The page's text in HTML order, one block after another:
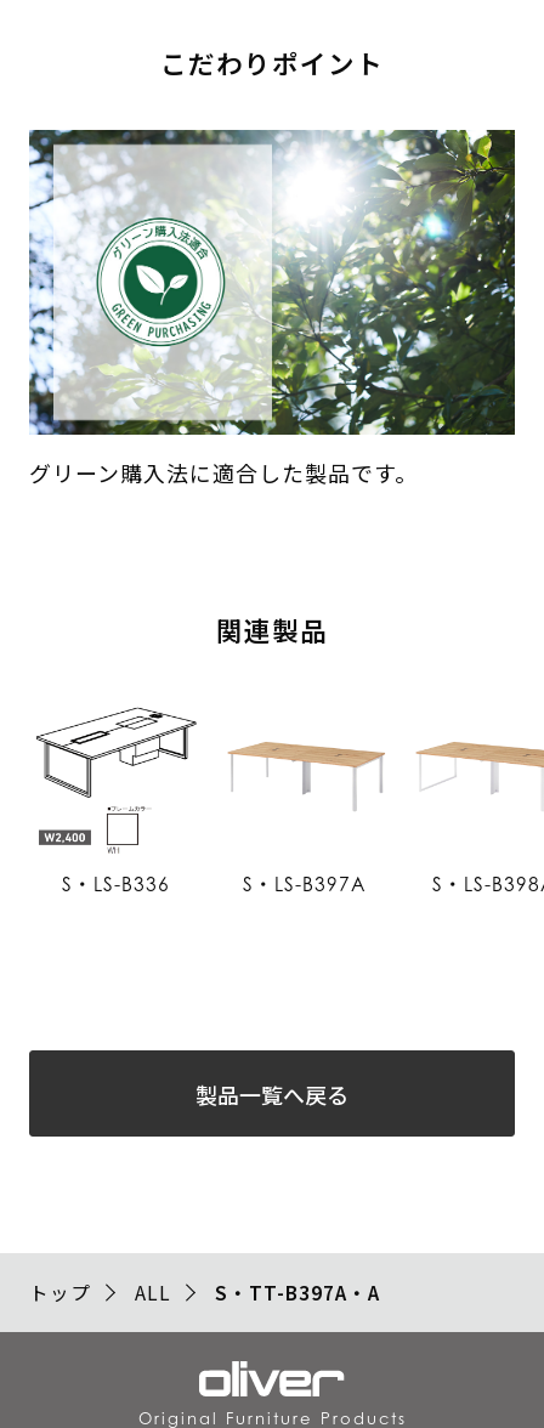
こだわりポイント
グリーン購入法に適合した製品です。
関連製品
S・LS-B336 S・LS-B397A S・LS-
製品一覧へ戻る
トップ ALL S・TT-B397A・A
Original Furniture Products